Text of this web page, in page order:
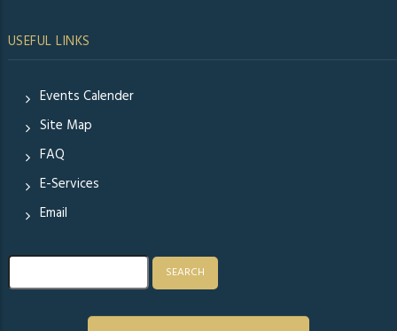
USEFUL LINKS
Events Calender
Site Map
FAQ
E-Services
Email